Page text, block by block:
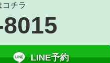
コチラ
LINE予約